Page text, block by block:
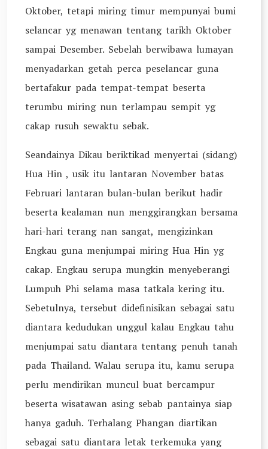
Oktober, tetapi miring timur mempunyai bumi
selancar yg menawan tentang tarikh Oktober
sampai Desember. Sebelah berwibawa lumayan
menyadarkan getah perca peselancar guna
bertafakur pada tempat-tempat beserta
terumbu miring nun terlampau sempit yg
cakap rusuh sewaktu sebak.
Seandainya Dikau beriktikad menyertai (sidang)
Hua Hin , usik itu lantaran November batas
Februari lantaran bulan-bulan berikut hadir
beserta kealaman nun menggirangkan bersama
hari-hari terang nan sangat, mengizinkan
Engkau guna menjumpai miring Hua Hin yg
cakap. Engkau serupa mungkin menyeberangi
Lumpuh Phi selama masa tatkala kering itu.
Sebetulnya, tersebut didefinisikan sebagai satu
diantara kedudukan unggul kalau Engkau tahu
menjumpai satu diantara tentang penuh tanah
pada Thailand. Walau serupa itu, kamu serupa
perlu mendirikan muncul buat bercampur
beserta wisatawan asing sebab pantainya siap
hanya gaduh. Terhalang Phangan diartikan
sebagai satu diantara letak terkemuka yang